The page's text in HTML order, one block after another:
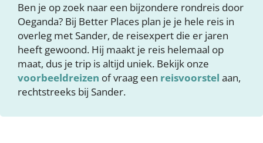
Ben je op zoek naar een bijzondere rondreis door
Oeganda? Bij Better Places plan je je hele reis in
overleg met Sander, de reisexpert die er jaren
heeft gewoond. Hij maakt je reis helemaal op
maat, dus je trip is altijd uniek. Bekijk onze
voorbeeldreizen of vraag een reisvoorstel aan,
rechtstreeks bij Sander.